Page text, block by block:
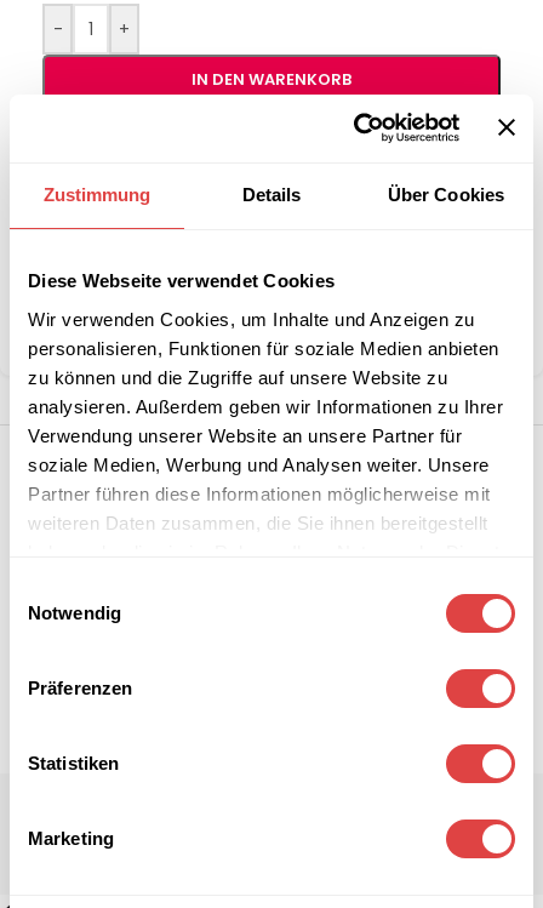
Zustimmung Details Über Cookies
Diese Webseite verwendet Cookies
Wir verwenden Cookies, um Inhalte und Anzeigen zu
personalisieren, Funktionen für soziale Medien anbieten
zu können und die Zugriffe auf unsere Website zu
analysieren. Außerdem geben wir Informationen zu Ihrer
Verwendung unserer Website an unsere Partner für
soziale Medien, Werbung und Analysen weiter. Unsere
Partner führen diese Informationen möglicherweise mit
weiteren Daten zusammen, die Sie ihnen bereitgestellt
Notwendig
Präferenzen
Statistiken
Marketing
- +
IN DEN WARENKORB
größeren
Stückzahlen?
anfordern
Teilen: